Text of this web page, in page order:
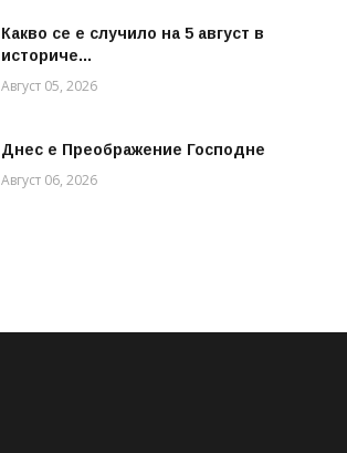
Какво се е случило на 5 август в
историче...
Август 05, 2026
Днес е Преображение Господне
Август 06, 2026